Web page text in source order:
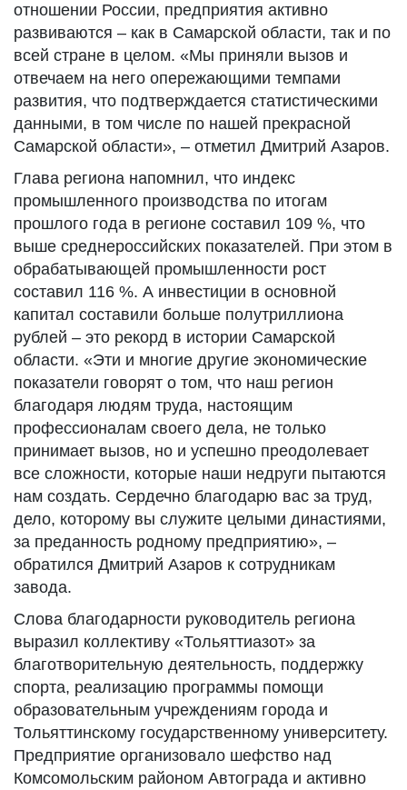
отношении России, предприятия активно
развиваются – как в Самарской области, так и по
всей стране в целом. «Мы приняли вызов и
отвечаем на него опережающими темпами
развития, что подтверждается статистическими
данными, в том числе по нашей прекрасной
Самарской области», – отметил Дмитрий Азаров.
Глава региона напомнил, что индекс
промышленного производства по итогам
прошлого года в регионе составил 109 %, что
выше среднероссийских показателей. При этом в
обрабатывающей промышленности рост
составил 116 %. А инвестиции в основной
капитал составили больше полутриллиона
рублей – это рекорд в истории Самарской
области. «Эти и многие другие экономические
показатели говорят о том, что наш регион
благодаря людям труда, настоящим
профессионалам своего дела, не только
принимает вызов, но и успешно преодолевает
все сложности, которые наши недруги пытаются
нам создать. Сердечно благодарю вас за труд,
дело, которому вы служите целыми династиями,
за преданность родному предприятию», –
обратился Дмитрий Азаров к сотрудникам
завода.
Слова благодарности руководитель региона
выразил коллективу «Тольяттиазот» за
благотворительную деятельность, поддержку
спорта, реализацию программы помощи
образовательным учреждениям города и
Тольяттинскому государственному университету.
Предприятие организовало шефство над
Комсомольским районом Автограда и активно